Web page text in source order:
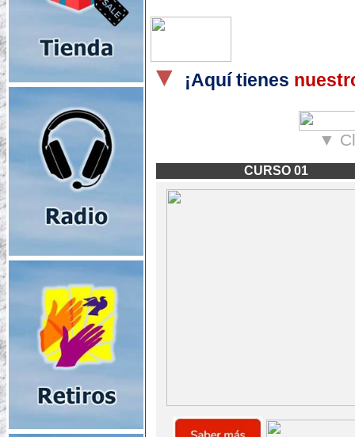
▼ ¡Aquí tienes
▼
CURSO 01